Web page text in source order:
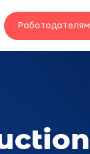
Работодателям